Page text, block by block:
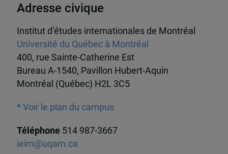
Adresse civique
Institut d’études internationales de Montréal
Université du Québec à Montréal
400, rue Sainte-Catherine Est
Bureau A-1540, Pavillon Hubert-Aquin
Montréal (Québec) H2L 3C5
* Voir le plan du campus
Téléphone 514 987-3667
ieim@uqam.ca